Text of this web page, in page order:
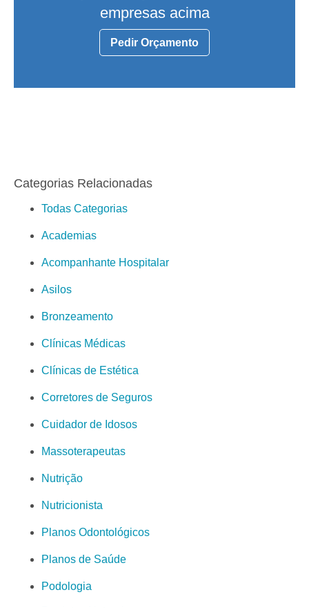
empresas acima
Pedir Orçamento
Categorias Relacionadas
Todas Categorias
Academias
Acompanhante Hospitalar
Asilos
Bronzeamento
Clínicas Médicas
Clínicas de Estética
Corretores de Seguros
Cuidador de Idosos
Massoterapeutas
Nutrição
Nutricionista
Planos Odontológicos
Planos de Saúde
Podologia